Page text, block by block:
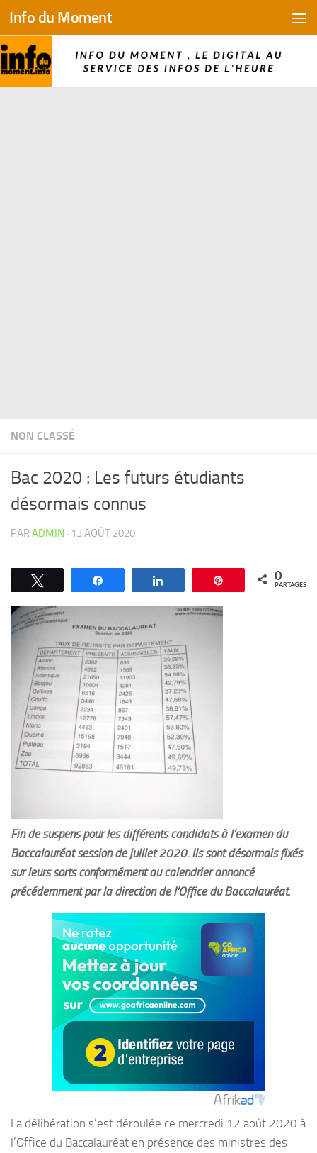
Skip to content
Info du Moment
NON CLASSÉ
Bac 2020 : Les futurs étudiants
désormais connus
PARADMIN · 13 AOÛT 2020
Épingle 0
PARTAGES
Fin de suspens pour les différents candidats à l’examen du
Baccalauréat session de juillet 2020. Ils sont désormais fixés
sur leurs sorts conformément au calendrier annoncé
précédemment par la direction de l’Office du Baccalauréat.
La délibération s’est déroulée ce mercredi 12 août 2020 à
l’Office du Baccalauréat en présence des ministres des